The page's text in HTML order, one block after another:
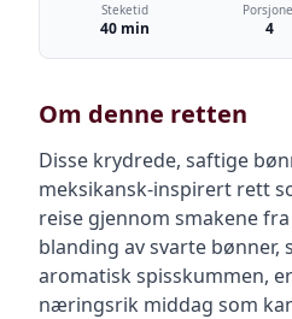
Steketid
40 min 4
Om denne retten
Disse krydrede, saftige
meksikansk-inspirert rett
reise gjennom smakene
blanding av svarte bønner,
aromatisk spisskummen,
næringsrik middag som